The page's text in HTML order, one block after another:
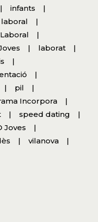
infants
laborat
pil
Incorpora
speed dating
Joves
vilanova